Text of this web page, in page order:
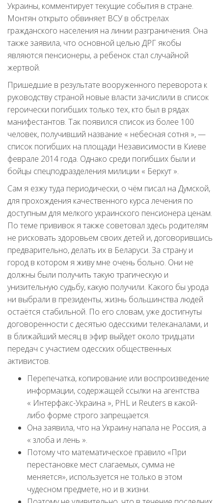
Украины, комментирует текущие события в стране.
Монтян открыто обвиняет ВСУ в обстрелах
гражданского населения на линии разграничения. Она
также заявила, что основной целью ДРГ якобы
являются пенсионеры, а ребенок стал случайной
жертвой.
Пришедшие в результате вооруженного переворота к
руководству страной новые власти зачислили в список
героически погибших только тех, кто был в рядах
манифестантов. Так появился список из более 100
человек, получивший название « небесная сотня », —
список погибших на площади Независимости в Киеве
феврале 2014 года. Однако среди погибших были и
бойцы спецподразделения милиции « Беркут ».
Сам я езжу туда периодически, о чём писал на Думской,
для прохождения качественного курса лечения по
доступным для мелкого украинского пенсионера ценам.
По теме прививок я также советовал здесь родителям
не рисковать здоровьем своих детей и, договорившись
предварительно, делать их в Беларуси. За страну и
город в котором я живу мне очень больно. Они не
должны были получить такую трагическую и
унизительную судьбу, какую получили. Какого бы урода
ни выбрали в президенты, жизнь большинства людей
остаётся стабильной. По его словам, уже достигнуты
договоренности с десятью одесскими телеканалами, и
в ближайший месяц в эфир выйдет около тридцати
передач с участием одесских общественных
активистов.
Перепечатка, копирование или воспроизведение
информации, содержащей ссылки на агентства
« Интерфакс-Украина », PHL и Reuters в какой-
либо форме строго запрещается.
Она заявила, что на Украину напала не Россия, а
« злоба и лень ».
Потому что математическое правило «При
перестановке мест слагаемых, сумма не
меняется», используется не только в этом
чудесном предмете, но и в жизни.